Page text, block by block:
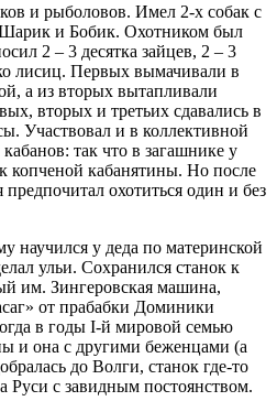
и рыболовов. Имел 2-х собак с
и Бобик. Охотником был
2 – 3 десятка зайцев, 2 – 3
лисиц. Первых вымачивали в
а из вторых вытапливали
вторых и третьих сдавались в
Участвовал и в коллективной
так что в загашнике у
копченой кабанятины. Но после
предпочитал охотиться один и без
научился у деда по материнской
ульи. Сохранился станок к
им. Зингеровская машина,
от прабабки Доминики
в годы I-й мировой семью
и она с другими беженцами (а
до Волги, станок где-то
Руси с завидным постоянством.